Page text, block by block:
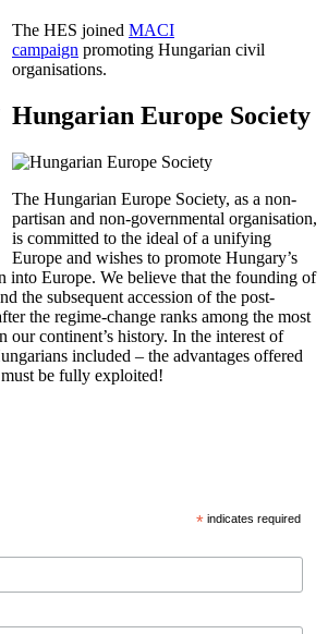
The HES joined MACI
campaign promoting Hungarian civil
organisations.
Hungarian Europe Society
The Hungarian Europe Society, as a non-
partisan and non-governmental organisation,
is committed to the ideal of a unifying
Europe and wishes to promote Hungary’s
into Europe. We believe that the founding of
the subsequent accession of the post-
the regime-change ranks among the most
our continent’s history. In the interest of
included – the advantages offered
be fully exploited!
* indicates required